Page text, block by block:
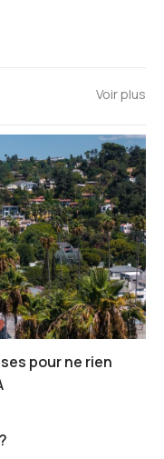
Voir plus
pour ne rien